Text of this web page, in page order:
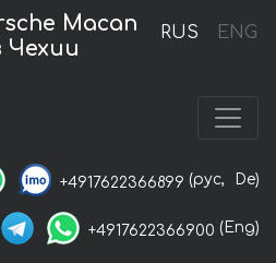
RUS ENG
Macan
Чехии
+4917622366899 (рус, De)
+4917622366900 (Eng)